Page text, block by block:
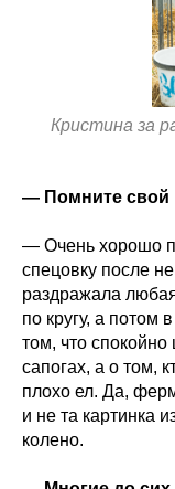
Кристина за
— Помните свой
— Очень хорошо
спецовку после
раздражала
по кругу, а потом
том, что
сапогах, а о том,
плохо ел. Да,
и не та картинка
колено.